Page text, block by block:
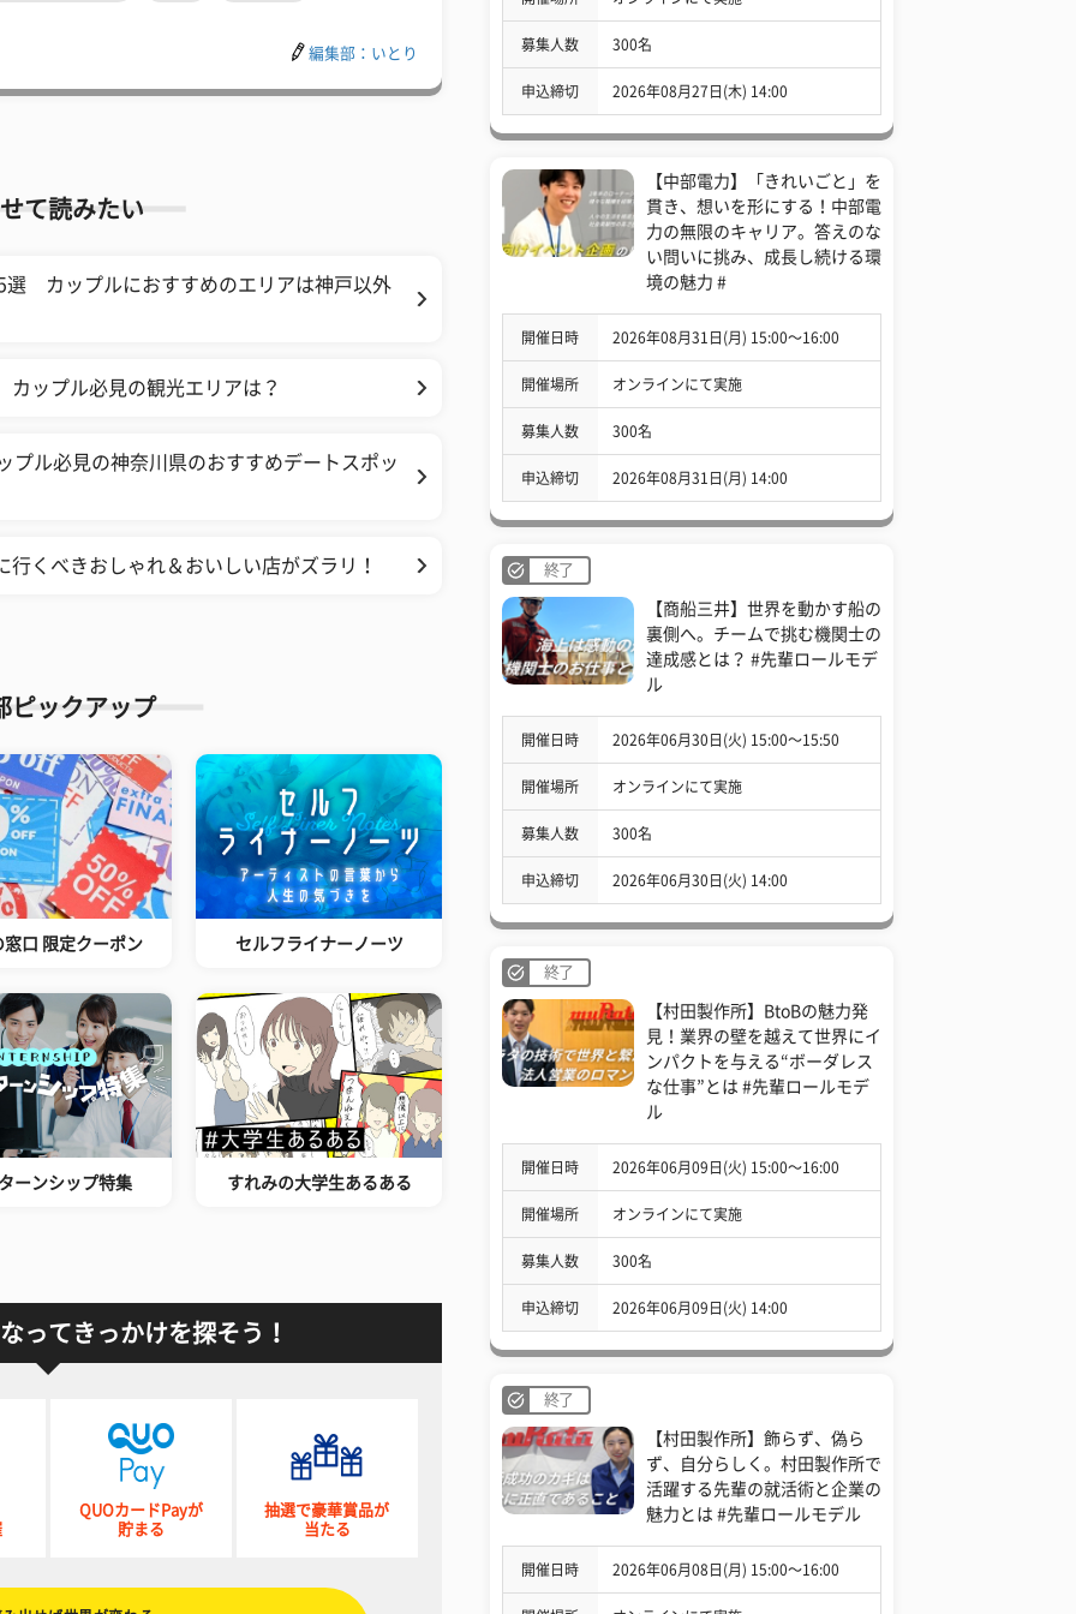
編集部：いとり
て読みたい
選 カップルにおすすめのエリアは神戸以外
カップル必見の観光エリアは？
プル必見の神奈川県のおすすめデートスポッ
くべきおしゃれ＆おいしい店がズラリ！
ピックアップ
窓口 限定クーポン セルフライナーノーツ
ーンシップ特集 すれみの大学生あるある
ってきっかけを探そう！
QUOカードPayが
貯まる
抽選で豪華賞品が
当たる
募集人数 300名
申込締切 2026年08月27日(木) 14:00
【中部電力】「きれいごと」を
貫き、想いを形にする！中部電
力の無限のキャリア。答えのな
い問いに挑み、成長し続ける環
境の魅力 #
開催日時 2026年08月31日(月) 15:00〜16:00
開催場所 オンラインにて実施
募集人数 300名
申込締切 2026年08月31日(月) 14:00
終了
【商船三井】世界を動かす船の
裏側へ。チームで挑む機関士の
達成感とは？ #先輩ロールモデ
ル
開催日時 2026年06月30日(火) 15:00〜15:50
開催場所 オンラインにて実施
募集人数 300名
申込締切 2026年06月30日(火) 14:00
終了
【村田製作所】BtoBの魅力発
見！業界の壁を越えて世界にイ
ンパクトを与える“ボーダレス
な仕事”とは #先輩ロールモデ
ル
開催日時 2026年06月09日(火) 15:00〜16:00
開催場所 オンラインにて実施
募集人数 300名
申込締切 2026年06月09日(火) 14:00
終了
【村田製作所】飾らず、偽ら
ず、自分らしく。村田製作所で
活躍する先輩の就活術と企業の
魅力とは #先輩ロールモデル
開催日時 2026年06月08日(月) 15:00〜16:00